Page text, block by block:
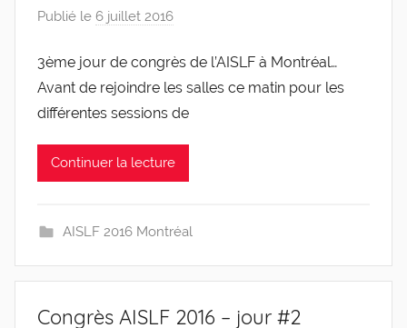
Publié le 6 juillet 2016
r
g
l
v
i
3ème jour de congrès de l’AISLF à Montréal…
Avant de rejoindre les salles ce matin pour les
différentes sessions de
Continuer la lecture
AISLF 2016 Montréal
Congrès AISLF 2016 – jour #2